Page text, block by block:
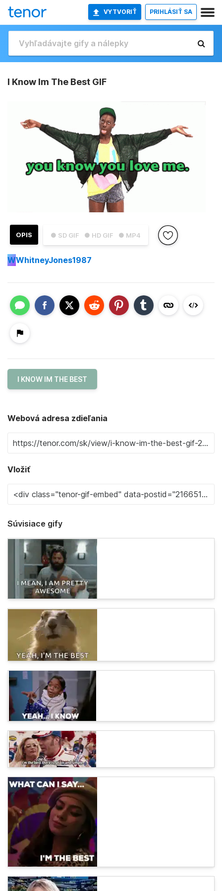
VYTVORIŤ PRIHLÁSIŤ SA
I Know Im The Best GIF
● SD GIF ● HD GIF ● MP4
OPIS
WWhitneyJones1987
I KNOW IM THE BEST
Webová adresa zdieľania
Vložiť
Súvisiace gify